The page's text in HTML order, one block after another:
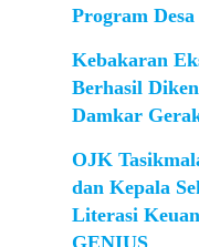
Program
Kebakaran
Berhasil
Damkar
OJK
dan Kepala
Literasi
GENIUS